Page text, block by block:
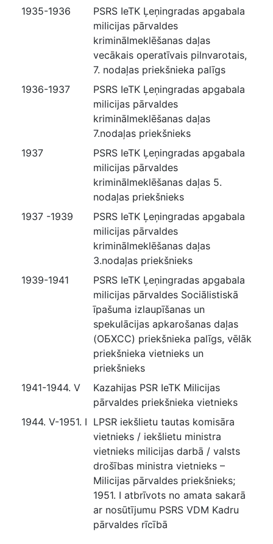
1935-1936
PSRS IeTK Ļeņingradas apgabala
milicijas pārvaldes
kriminālmeklēšanas daļas
vecākais operatīvais pilnvarotais,
7. nodaļas priekšnieka palīgs
1936-1937
PSRS IeTK Ļeņingradas apgabala
milicijas pārvaldes
kriminālmeklēšanas daļas
7.nodaļas priekšnieks
1937
PSRS IeTK Ļeņingradas apgabala
milicijas pārvaldes
kriminālmeklēšanas daļas 5.
nodaļas priekšnieks
1937 -1939
PSRS IeTK Ļeņingradas apgabala
milicijas pārvaldes
kriminālmeklēšanas daļas
3.nodaļas priekšnieks
1939-1941
PSRS IeTK Ļeņingradas apgabala
milicijas pārvaldes Sociālistiskā
īpašuma izlaupīšanas un
spekulācijas apkarošanas daļas
(ОБХСС) priekšnieka palīgs, vēlāk
priekšnieka vietnieks un
priekšnieks
1941-1944. V
Kazahijas PSR IeTK Milicijas
pārvaldes priekšnieka vietnieks
1944. V-1951. I LPSR iekšlietu tautas komisāra
vietnieks / iekšlietu ministra
vietnieks milicijas darbā / valsts
drošības ministra vietnieks –
Milicijas pārvaldes priekšnieks;
1951. I atbrīvots no amata sakarā
ar nosūtījumu PSRS VDM Kadru
pārvaldes rīcībā